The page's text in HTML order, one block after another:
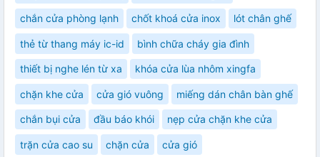
chắn cửa phòng lạnh chốt khoá cửa inox lót chân ghế
thẻ từ thang máy ic-id bình chữa cháy gia đình
thiết bị nghe lén từ xa khóa cửa lùa nhôm xingfa
chặn khe cửa cửa gió vuông miếng dán chân bàn ghế
chắn bụi cửa đầu báo khói nẹp cửa chặn khe cửa
trặn cửa cao su chặn cửa cửa gió